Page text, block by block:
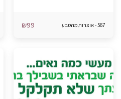
567 - אוצרות מהטבע ₪99